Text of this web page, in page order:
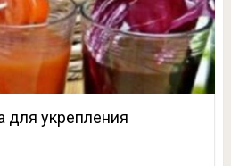
для укрепления